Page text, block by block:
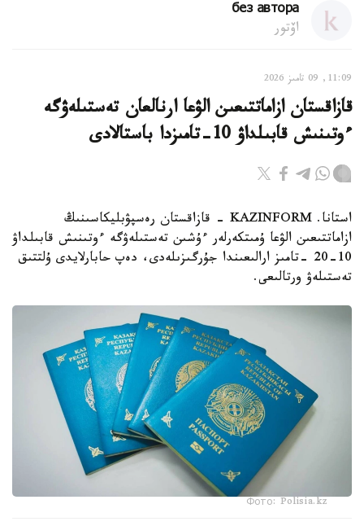
без автора
اۆتور
11:09, 09 تامىز 2026
قازاقستان ازاماتتىعىن الۋعا ارنالعان تەستىلەۋگە
ءوتىنىش قابىلداۋ 10-تامىزدا باستالادى
استانا. KAZINFORM - قازاقستان رەسپۋبليكاسىنىڭ
ازاماتتىعىن الۋعا ۇمىتكەرلەر ءۇشىن تەستىلەۋگە ءوتىنىش قابىلداۋ
10-20 -تامىز ارالىعىندا جۇرگىزىلەدى، دەپ حابارلايدى ۇلتتىق
تەستىلەۋ ورتالىعى.
Фото: Polisia.kz